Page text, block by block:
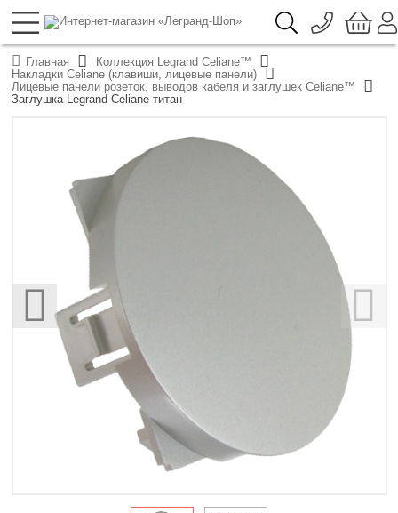
О компании
Доставка
Каталоги продукции Legrand
Гарантия
096 776-72-46
044 390-66-40
093 332-67-53
Главная
Коллекция Legrand Celiane™
Накладки Celiane (клавиши, лицевые панели)
Лицевые панели розеток, выводов кабеля и заглушек Celiane™
Заглушка Legrand Celiane титан